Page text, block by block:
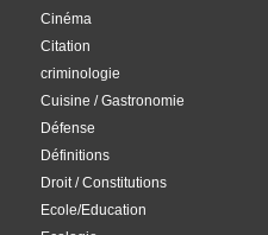
Cinéma
Citation
criminologie
Cuisine / Gastronomie
Défense
Définitions
Droit / Constitutions
Ecole/Education